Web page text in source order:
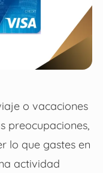
o vacaciones
preocupaciones,
lo que gastes en
actividad